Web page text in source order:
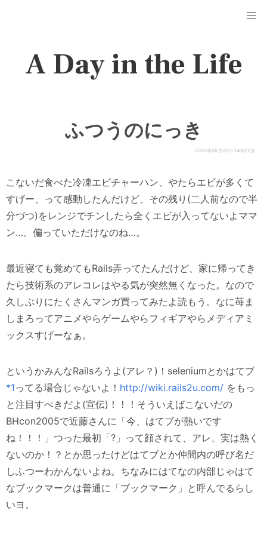
A Day in the Life
ふつうのにっき
2005年06月02日 14時22分
こないだ食べた冷凍エビチャーハン、やたらエビが多くて
すげー、って感動したんだけど、その残り(二人前なので半
分づつ)をレンジでチンしたら全くエビが入ってないよママ
ン…。偏っていただけなのね…。
最近寝ても覚めてもRails弄ってたんだけど、家に帰ってき
たら技術系のアレコレはやる気が突然無くなった。なので
久しぶりにたくさんマンガ買ってみたよ読もう。なに苺ま
しまろってアニメやらゲームやらフィギアやらメディアミ
ックスすげーなぁ。
というかみんなRailsろうよ(アレ？)！seleniumとかはてブ
*1ってる場合じゃないよ！ http://wiki.rails2u.com/ をもっ
と注目すべきだよ(宣伝)！！！そういえばこないだの
BHcon2005で近藤さんに「今、はてブが熱いです
ね！！！」つった最初「?」って顔されて、アレ、実は熱く
ないのか！？とか思ったけどはてブとか仲間内の呼び名だ
しふつーわかんないよね。ちなみにはてなの内部じゃはて
なブックマークは普通に「ブックマーク」と呼んでるらし
いヨ。